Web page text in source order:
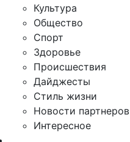
Культура
Общество
Спорт
Здоровье
Происшествия
Дайджесты
Стиль жизни
Новости партнеров
Интересное